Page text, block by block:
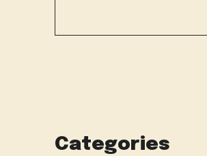
Categories